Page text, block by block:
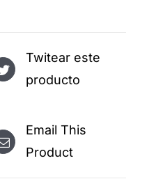
Twitear este
producto
Email This
Product